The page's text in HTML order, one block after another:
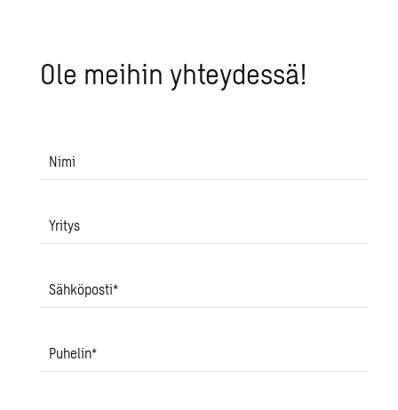
Ole mei­hin yh­tey­des­sä!
Nimi
Yritys
Sähköposti*
Puhelin*